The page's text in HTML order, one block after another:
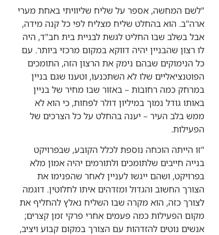
"לשם המחשה, אספר על שליח שליוויתי באחת מערי
ארה"ב. הוא בהחלט שליח מצליח לפי כל קנה מידה,
אבל בשלב שבו החליט לגשת לבניית בית חב"ד, היה
לו רצון שהבניין יהיה דווקא במקום מרכזי ביותר. עם
כל הנימוקים שבהם נימק את הרצון הזה, התומכים
הפוטנציאליים שלו לא השתכנעו, וטענו שגם בניין
במרחק כמה רחובות – באזור שבו מחיר של בניין
באותו גודל נמוך במיליון דולר לפחות, כי הוא לא
ממש בלב העיר – יענה בהחלט על כל הצרכים של
הפעילות.
"זו הייתה הוכחה נוספת לכלל הקובע, שבפרויקט
בנייה חייבים שלתומכים ולתורמים יהיה אמון מלא
בפרויקט, ושהם ייגשו לעניין לאחר שהפנימו את
הצורך החשוב והגדול ומזדהים איתו לחלוטין. דוגמה
לצורך כזה, הוא מקרה שבו השליח נאלץ להחליף את
מקום הפעילות כמה פעמים אחרי פרקי זמן קצרים;
אנשים נוטים להזדהות עם הצורך במקום קבוע ויציב,